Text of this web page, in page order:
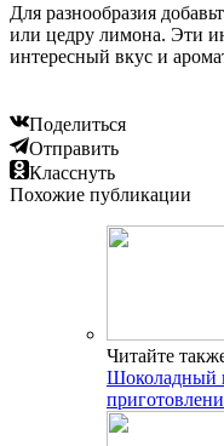
Для разнообразия
или цедру лимона. Эти
интересный вкус и
Поделиться
Отправить
Класснуть
Похожие публикации
Читайте
Шоколадный